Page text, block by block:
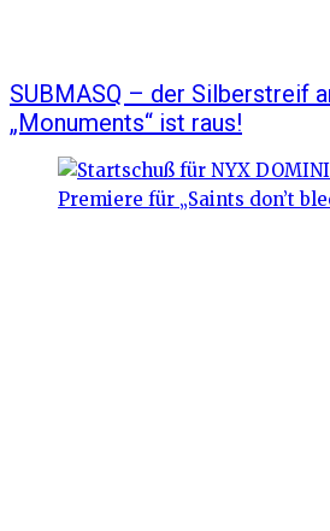
SUBMASQ – der Silberstreif
„Monuments“ ist raus!